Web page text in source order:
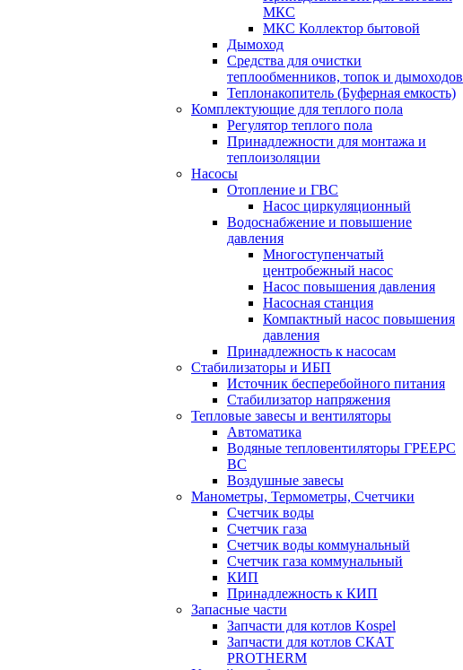
МКС
МКС Коллектор бытовой
Дымоход
Средства для очистки
теплообменников, топок и дымоходов
Теплонакопитель (Буферная емкость)
Комплектующие для теплого пола
Регулятор теплого пола
Принадлежности для монтажа и
теплоизоляции
Насосы
Отопление и ГВС
Насос циркуляционный
Водоснабжение и повышение
давления
Многоступенчатый
центробежный насос
Насос повышения давления
Насосная станция
Компактный насос повышения
давления
Принадлежность к насосам
Стабилизаторы и ИБП
Источник бесперебойного питания
Стабилизатор напряжения
Тепловые завесы и вентиляторы
Автоматика
Водяные тепловентиляторы ГРЕЕРС
ВС
Воздушные завесы
Манометры, Термометры, Счетчики
Счетчик воды
Счетчик газа
Счетчик воды коммунальный
Счетчик газа коммунальный
КИП
Принадлежность к КИП
Запасные части
Запчасти для котлов Kospel
Запчасти для котлов СКАТ
PROTHERM